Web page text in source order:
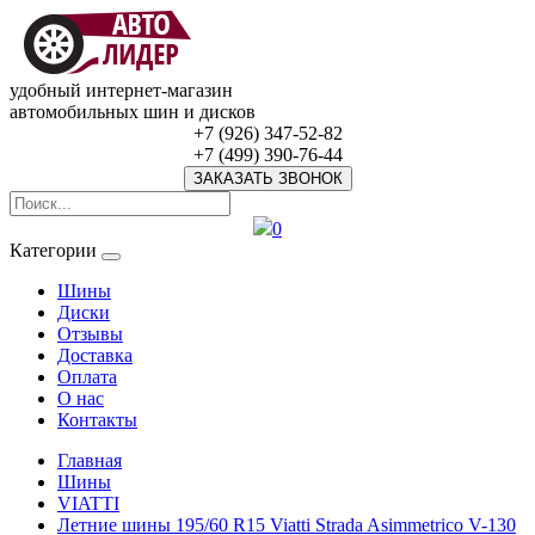
удобный интернет-магазин
автомобильных шин и дисков
+7 (926) 347-52-82
+7 (499) 390-76-44
ЗАКАЗАТЬ ЗВОНОК
0
Категории
Шины
Диски
Отзывы
Доставка
Оплата
О нас
Контакты
Главная
Шины
VIATTI
Летние шины 195/60 R15 Viatti Strada Asimmetrico V-130